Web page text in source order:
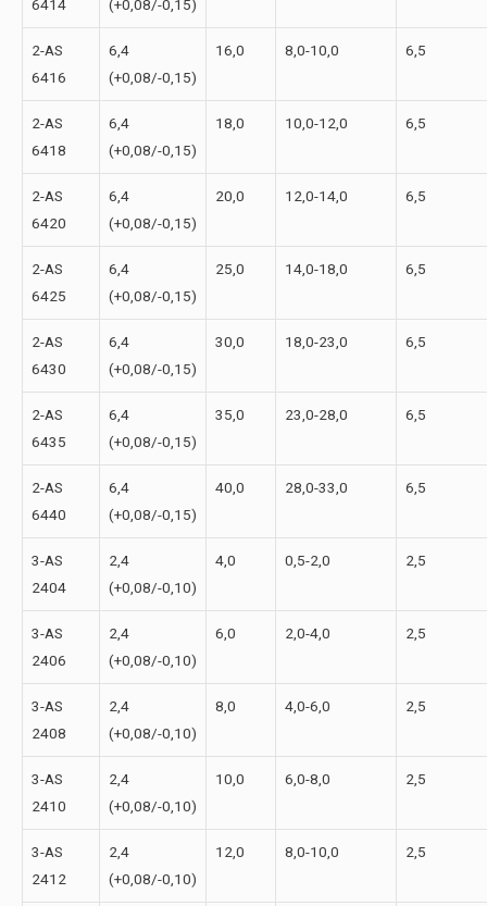
6414 (+0,08/-0,15)
2-АS
6416
6,4
(+0,08/-0,15)
16,0 8,0-10,0 6,5
2-АS
6418
6,4
(+0,08/-0,15)
18,0 10,0-12,0 6,5
2-АS
6420
6,4
(+0,08/-0,15)
20,0 12,0-14,0 6,5
2-АS
6425
6,4
(+0,08/-0,15)
25,0 14,0-18,0 6,5
2-АS
6430
6,4
(+0,08/-0,15)
30,0 18,0-23,0 6,5
2-АS
6435
6,4
(+0,08/-0,15)
35,0 23,0-28,0 6,5
2-АS
6440
6,4
(+0,08/-0,15)
40,0 28,0-33,0 6,5
3-АS
2404
2,4
(+0,08/-0,10)
4,0 0,5-2,0 2,5
3-АS
2406
2,4
(+0,08/-0,10)
6,0 2,0-4,0 2,5
3-АS
2408
2,4
(+0,08/-0,10)
8,0 4,0-6,0 2,5
3-АS
2410
2,4
(+0,08/-0,10)
10,0 6,0-8,0 2,5
3-АS
2412
2,4
(+0,08/-0,10)
12,0 8,0-10,0 2,5